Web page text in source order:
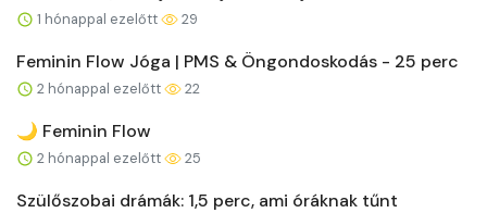
1 hónappal ezelőtt 29
Feminin Flow Jóga | PMS & Öngondoskodás - 25 perc
2 hónappal ezelőtt 22
🌙 Feminin Flow
2 hónappal ezelőtt 25
Szülőszobai drámák: 1,5 perc, ami óráknak tűnt